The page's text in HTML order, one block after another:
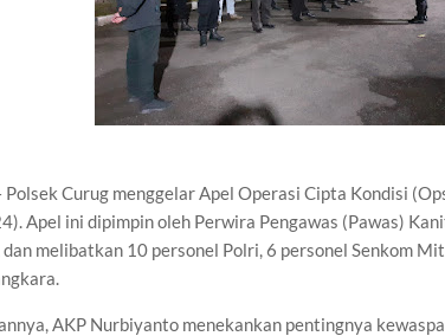
Polsek Curug menggelar Apel Operasi Cipta Kondisi
Apel ini dipimpin oleh Perwira Pengawas (Pawas)
melibatkan 10 personel Polri, 6 personel Senkom
AKP Nurbiyanto menekankan pentingnya